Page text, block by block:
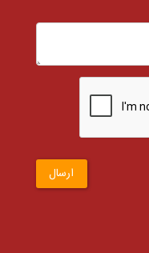
ارسال